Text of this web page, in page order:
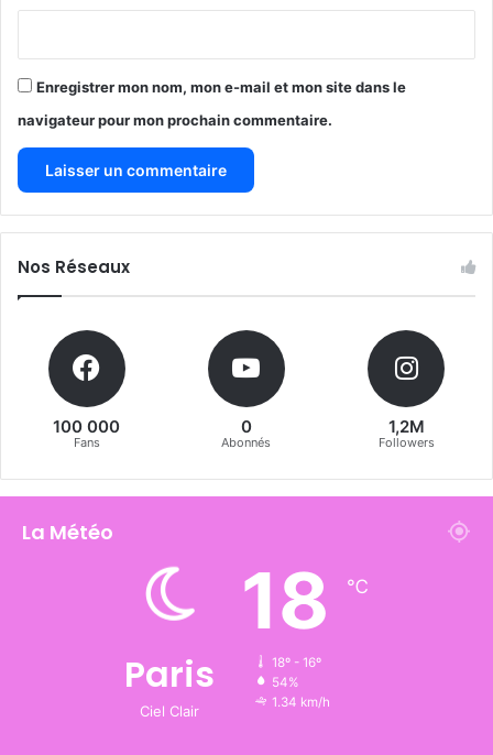
Enregistrer mon nom, mon e-mail et mon site dans le
navigateur pour mon prochain commentaire.
Nos Réseaux
100 000
Fans
0
Abonnés
1,2M
Followers
La Météo
Paris
Ciel Clair
18 ℃
18º - 16º
54%
1.34 km/h